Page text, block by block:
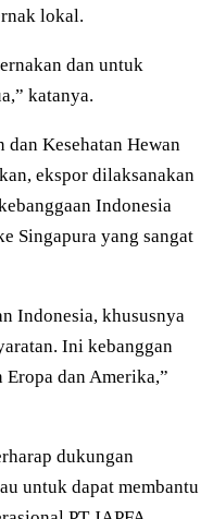
lokal.
dan untuk
katanya.
dan Kesehatan Hewan
ekspor dilaksanakan
Indonesia
Singapura yang sangat
Indonesia, khususnya
Ini kebanggan
dan Amerika,”
dukungan
untuk dapat membantu